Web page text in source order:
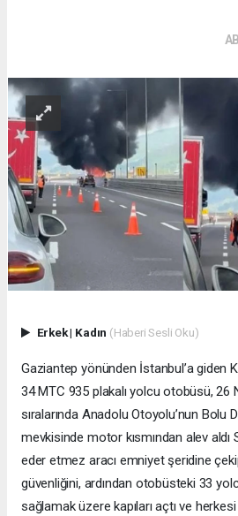
Erkek| Kadın (Haberi Sesli Oku)
Gaziantep yönünden İstanbul’a giden
34 MTC 935 plakalı yolcu otobüsü, 26
sıralarında Anadolu Otoyolu’nun Bolu
mevkisinde motor kısmından alev aldı
eder etmez aracı emniyet şeridine
güvenliğini, ardından otobüsteki 33
sağlamak üzere kapıları açtı ve